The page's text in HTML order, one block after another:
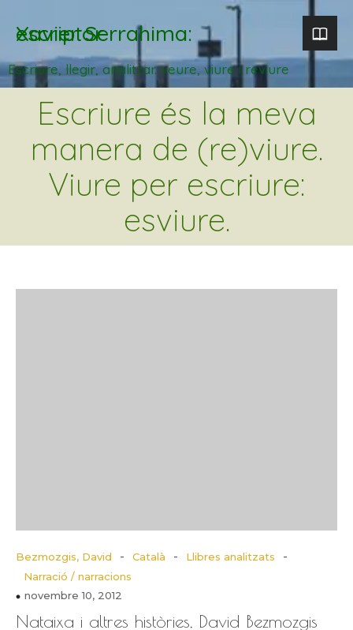
Xavier Serrahima: escriptor
Escriure, llegir, analitzar. veure, viure i reviure
Escriure és la meva
manera de (re)viure.
Viure per escriure:
esviure.
Bezmozgis, David - Català - Llibres analitzats -
Narració / narracions
novembre 10, 2012
Nataixa i altres històries, David Bezmozgis